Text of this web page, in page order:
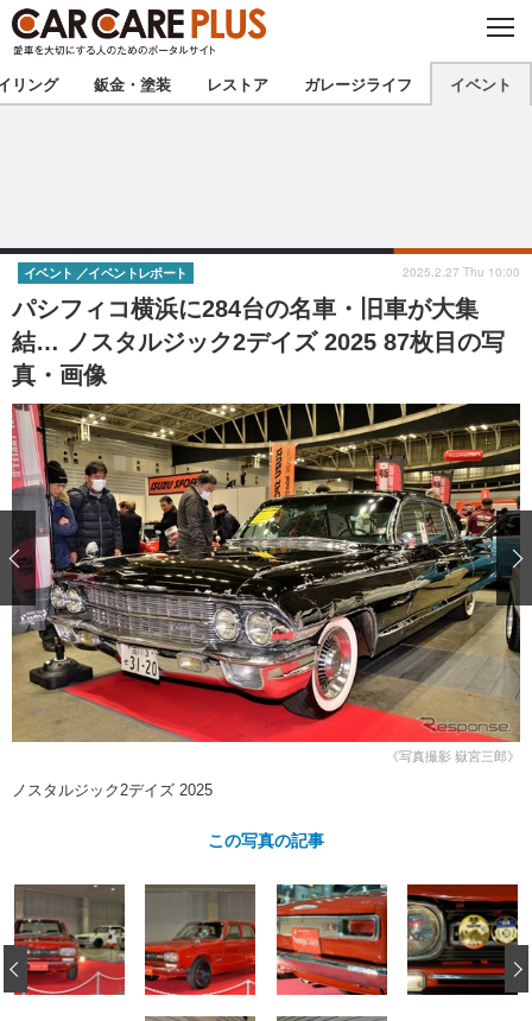
C
O
S
E
★カーケアプラス認定★ 厳選プロショップを地域から探す
甲信越 北陸
東海 関西
中国
九州 沖縄
注目の記事
ショップレポート 愛車 File
自動車豆知識 ストップ！不具合修理＆粗悪修理
鈑金・塗装
ディテイリング
ディテイリング 洗車
ヘッドライト磨き コーティング
フィルム・ラッピング
鈑金・塗装
小キズ直し 防錆
特集記事
ストップ 不具合修理＆粗悪修理
カーメーカー「旧車」関連プロジェ
クト
ショップ紹介
ショップレポート プロショップ検索
レストア
カーメーカー「旧車」関連プロジ
イベント
リング 鈑金・塗装 レストア ガレージライフ イベント
パシフィコ横浜に284台の名車・旧車が大集
結… ノスタルジック2デイズ 2025 87枚目の写
真・画像
イベント イベントレポート 2025.2.27 Thu 10:00
《写真撮影 嶽宮三郎》
ノスタルジック2デイズ 2025
この写真の記事
‹